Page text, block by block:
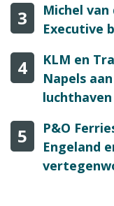
3
Michel
Executive
4
KLM en
Napels
luchthaven
5
P&O
Engeland